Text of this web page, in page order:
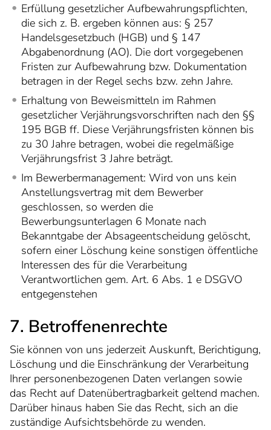
Erfüllung gesetzlicher Aufbewahrungspflichten,
die sich z. B. ergeben können aus: § 257
Handelsgesetzbuch (HGB) und § 147
Abgabenordnung (AO). Die dort vorgegebenen
Fristen zur Aufbewahrung bzw. Dokumentation
betragen in der Regel sechs bzw. zehn Jahre.
Erhaltung von Beweismitteln im Rahmen
gesetzlicher Verjährungsvorschriften nach den §§
195 BGB ff. Diese Verjährungsfristen können bis
zu 30 Jahre betragen, wobei die regelmäßige
Verjährungsfrist 3 Jahre beträgt.
Im Bewerbermanagement: Wird von uns kein
Anstellungsvertrag mit dem Bewerber
geschlossen, so werden die
Bewerbungsunterlagen 6 Monate nach
Bekanntgabe der Absageentscheidung gelöscht,
sofern einer Löschung keine sonstigen öffentliche
Interessen des für die Verarbeitung
Verantwortlichen gem. Art. 6 Abs. 1 e DSGVO
entgegenstehen
7. Betroffenenrechte
Sie können von uns jederzeit Auskunft, Berichtigung,
Löschung und die Einschränkung der Verarbeitung
Ihrer personenbezogenen Daten verlangen sowie
das Recht auf Datenübertragbarkeit geltend machen.
Darüber hinaus haben Sie das Recht, sich an die
zuständige Aufsichtsbehörde zu wenden.